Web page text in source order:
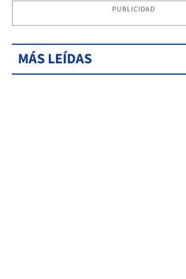
PUBLICIDAD
MÁS LEÍDAS